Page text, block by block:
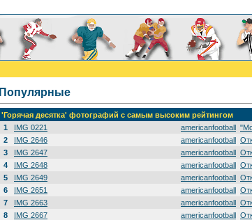
Популярные
'Горячая десятка' фотографий с самым высоким рейтингом
1
IMG 0221 americanfootball
2
IMG 2646 americanfootball
3
IMG 2647 americanfootball
4
IMG 2648 americanfootball
5
IMG 2649 americanfootball
6
IMG 2651 americanfootball
7
IMG 2663 americanfootball
8
IMG 2667 americanfootball